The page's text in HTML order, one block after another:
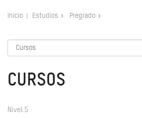
Inicio Estudios Pregrado
CURSOS
Nivel 5